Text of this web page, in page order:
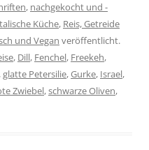
, nachgekocht und -
Küche, Reis, Getreide
und Vegan veröffentlicht.
, Dill, Fenchel, Freekeh,
,glatte Petersilie,Gurke, Israel,
Zwiebel,schwarze Oliven,